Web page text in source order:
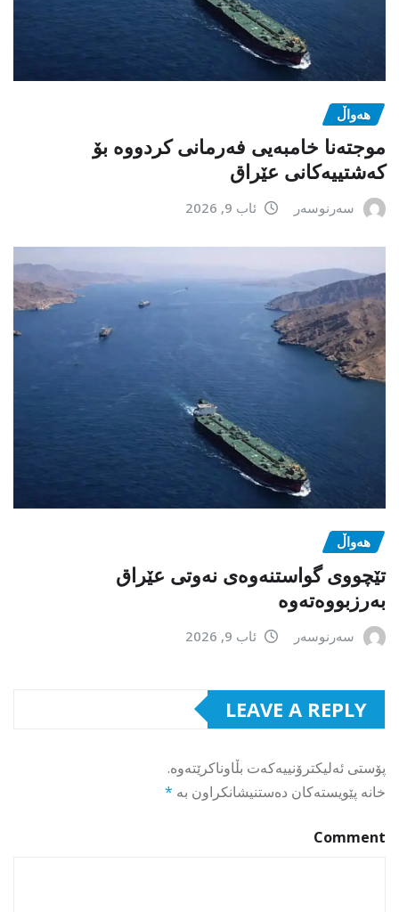
هەواڵ
موجتەنا خامبەیی فەرمانی کردووە بۆ
کەشتییەکانی عێراق
سەرنوسەر ئاب 9, 2026
هەواڵ
تێچووی گواستنەوەی نەوتی عێراق
بەرزبووەتەوە
سەرنوسەر ئاب 9, 2026
LEAVE A REPLY
پۆستی ئەلیکترۆنییەکەت بڵاوناکرێتەوە.
خانە پێویستەکان دەستنیشانکراون بە *
Comment